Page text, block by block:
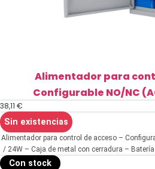
Alimentador para
Configurable NO/NC
38,11 €
Sin existencias
Alimentador para control de acceso –
/ 24W – Caja de metal con cerradura –
Con stock